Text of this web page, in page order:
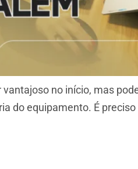
no início, mas
do equipamento. É